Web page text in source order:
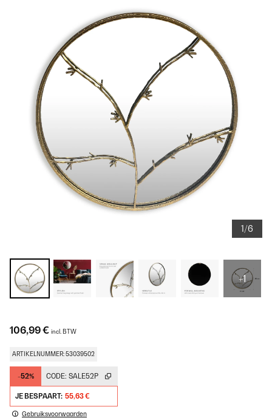
1/6
+1
106,99 € incl. BTW
ARTIKELNUMMER: 53039502
-52% CODE: SALE52P
JE BESPAART: 55,63 €
Gebruiksvoorwaarden